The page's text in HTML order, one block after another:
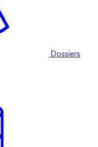
Dossiers